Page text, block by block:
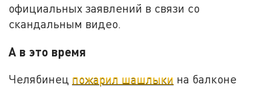
официальных заявлений в связи со
скандальным видео.
А в это время
Челябинец пожарил шашлыки на балконе